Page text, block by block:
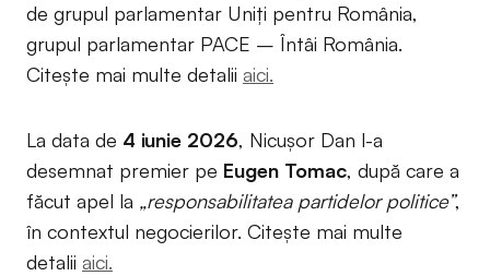
de grupul parlamentar Uniți pentru România,
grupul parlamentar PACE – Întâi România.
Citește mai multe detalii aici.
La data de 4 iunie 2026, Nicușor Dan l-a
desemnat premier pe Eugen Tomac, după care a
făcut apel la „responsabilitatea partidelor politice”,
în contextul negocierilor. Citește mai multe
detalii aici.